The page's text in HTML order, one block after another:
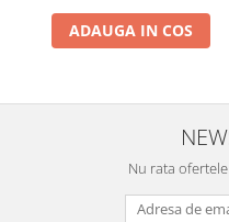
ADAUGA IN COS
Nu rata